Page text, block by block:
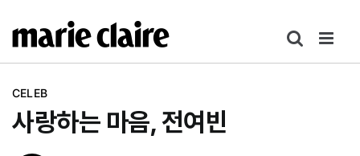
텐
건CELEB
사랑하는 마음, 전여빈